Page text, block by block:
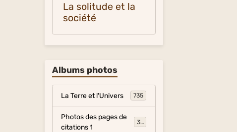
La solitude et la
société
Albums photos
La Terre et l'Univers 735
Photos des pages de
citations 1
317